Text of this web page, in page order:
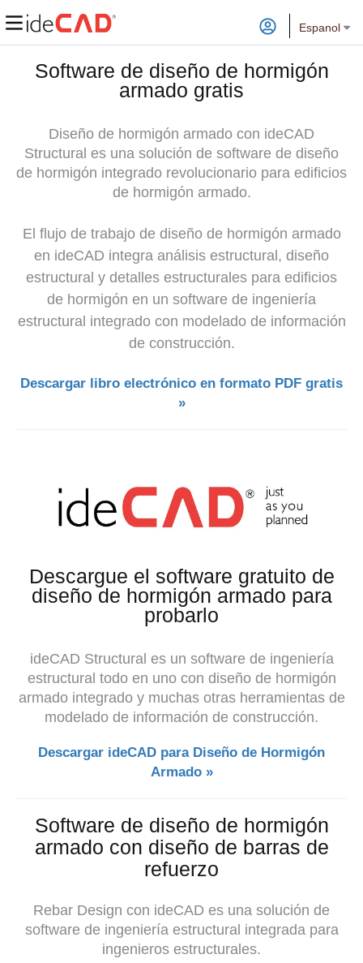
Espanol
Software de diseño de hormigón
armado gratis
Diseño de hormigón armado con ideCAD
Structural es una solución de software de diseño
de hormigón integrado revolucionario para edificios
de hormigón armado.
El flujo de trabajo de diseño de hormigón armado
en ideCAD integra análisis estructural, diseño
estructural y detalles estructurales para edificios
de hormigón en un software de ingeniería
estructural integrado con modelado de información
de construcción.
Descargar libro electrónico en formato PDF gratis
»
Descargue el software gratuito de
diseño de hormigón armado para
probarlo
ideCAD Structural es un software de ingeniería
estructural todo en uno con diseño de hormigón
armado integrado y muchas otras herramientas de
modelado de información de construcción.
Descargar ideCAD para Diseño de Hormigón
Armado »
Software de diseño de hormigón
armado con diseño de barras de
refuerzo
Rebar Design con ideCAD es una solución de
software de ingeniería estructural integrada para
ingenieros estructurales.